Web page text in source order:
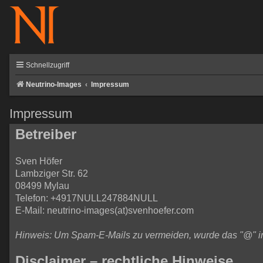
Schnellzugriff
Neutrino-Images Impressum
Impressum
Betreiber
Sven Höfer
Lambziger Str. 62
08499 Mylau
Telefon: +4917NULL247884NULL
E-Mail: neutrino-images(at)svenhoefer.com
Hinweis: Um Spam-E-Mails zu vermeiden, wurde das "@"